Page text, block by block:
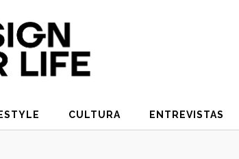
CULTURA ENTREVISTAS